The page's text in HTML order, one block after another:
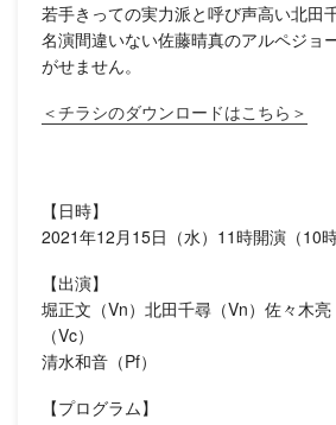
若手きっての実力派と呼び声高い北田
名演間違いない佐藤晴真のアルペジョ
がせません。
＜チラシのダウンロードはこちら＞
【日時】
2021年12月15日（水）11時開演（10時
【出演】
堀正文（Vn）北田千尋（Vn）佐々木
（Vc）
清水和音（Pf）
【プログラム】